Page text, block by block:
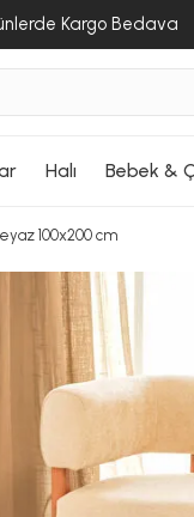
Kargo Bedava
Halı Bebek &
100x200 cm